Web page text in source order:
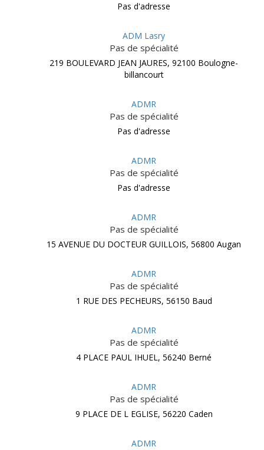
Pas d'adresse
ADM Lasry
Pas de spécialité
219 BOULEVARD JEAN JAURES, 92100 Boulogne-
billancourt
ADMR
Pas de spécialité
Pas d'adresse
ADMR
Pas de spécialité
Pas d'adresse
ADMR
Pas de spécialité
15 AVENUE DU DOCTEUR GUILLOIS, 56800 Augan
ADMR
Pas de spécialité
1 RUE DES PECHEURS, 56150 Baud
ADMR
Pas de spécialité
4 PLACE PAUL IHUEL, 56240 Berné
ADMR
Pas de spécialité
9 PLACE DE L EGLISE, 56220 Caden
ADMR